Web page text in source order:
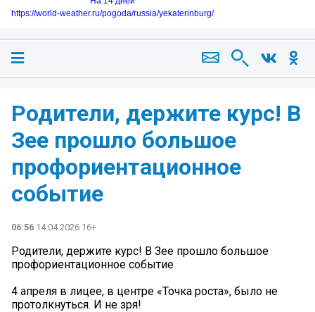
https://world-weather.ru/pogoda/russia/yekaterinburg/
Родители, держите курс! В
Зее прошло большое
профориентационное
событие
06:56 14.04.2026 16+
Родители, держите курс! В Зее прошло большое
профориентационное событие
4 апреля в лицее, в центре «Точка роста», было не
протолкнуться. И не зря!